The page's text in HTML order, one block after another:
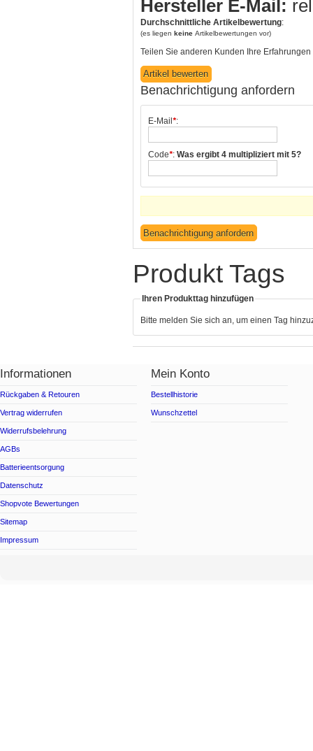
Hersteller E-Mail:
Durchschnittliche Artikelbewertung:
(es liegen keine Artikelbewertungen vor)
Teilen Sie anderen Kunden Ihre Erfahrungen
Benachrichtigung anfordern
E-Mail*:
Code*: Was ergibt 4 multipliziert mit 5?
Produkt Tags
Ihren Produkttag hinzufügen
Bitte melden Sie sich an, um einen Tag
Informationen
Rückgaben & Retouren
Vertrag widerrufen
Widerrufsbelehrung
AGBs
Batterieentsorgung
Datenschutz
Shopvote Bewertungen
Sitemap
Impressum
Mein Konto
Bestellhistorie
Wunschzettel